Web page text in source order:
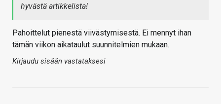
hyvästä artikkelista!
Pahoittelut pienestä viivästymisestä. Ei mennyt ihan
tämän viikon aikataulut suunnitelmien mukaan.
Kirjaudu sisään vastataksesi